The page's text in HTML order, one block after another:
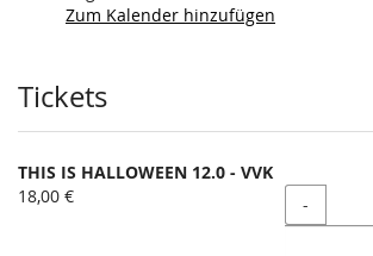
Zum Kalender hinzufügen
Produkte
Tickets
THIS IS HALLOWEEN 12.0 - VVK
18,00 €
Menge
-